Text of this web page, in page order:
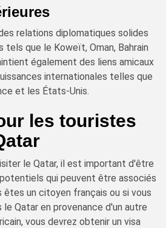
relations diplomatiques solides
tels que le Koweït, Oman, Bahrain
également des liens amicaux
internationales telles que
et les États-Unis.
les touristes
le Qatar, il est important d'être
qui peuvent être associés
êtes un citoyen français ou si vous
Qatar en provenance d'un autre
vous devrez obtenir un visa